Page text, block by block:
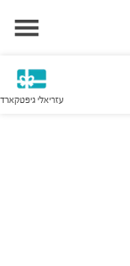
עזריאלי גיפטקארד